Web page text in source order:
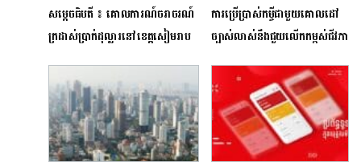
សម្តេចធិបតី ៖ គោលការណ៍ចរាចរណ៍
ក្រដាស់ប្រាក់ដុល្លារនៅខេត្តសៀមរាប
អនុវត្តនៅទូទាំងប្រទេស
ការប្រើប្រាស់កម្ចីជាមួយគោលដៅ
ច្បាស់លាស់នឹងជួយលើកកម្ពស់ជីវភាព